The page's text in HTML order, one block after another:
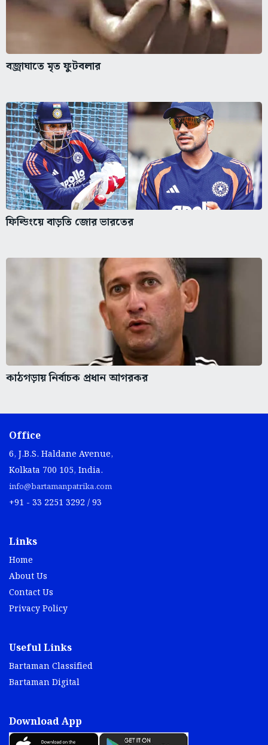
বজ্রাঘাতে মৃত ফুটবলার
ফিল্ডিংয়ে বাড়তি জোর ভারতের
কাঠগড়ায় নির্বাচক প্রধান আগরকর
Office
6, J.B.S. Haldane Avenue,
Kolkata 700 105, India.
info@bartamanpatrika.com
+91 - 33 2251 3292 / 93
Links
Home
About Us
Contact Us
Privacy Policy
Useful Links
Bartaman Classified
Bartaman Digital
Download App